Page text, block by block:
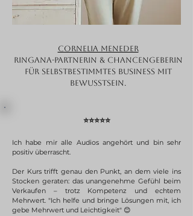
Cornelia Meneder
Ringana-Partnerin & Chancengeberin
für selbstbestimmtes Business mit
Bewusstsein.
⭐⭐⭐⭐⭐
Ich habe mir alle Audios angehört und bin sehr
positiv überrascht.
Der Kurs trifft genau den Punkt, an dem viele ins
Stocken geraten: das unangenehme Gefühl beim
Verkaufen – trotz Kompetenz und echtem
Mehrwert. "Ich helfe und bringe Lösungen mit, ich
gebe Mehrwert und Leichtigkeit" 😊